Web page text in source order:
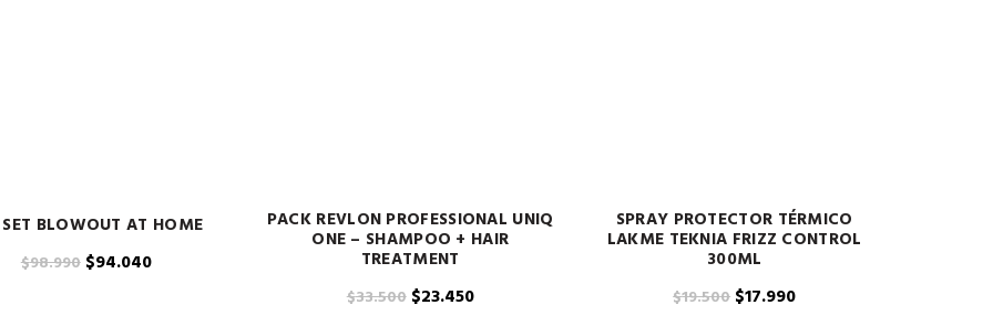
BLOWOUT AT HOME
$98.990 El
$94.040El
PACK REVLON PROFESSIONAL UNIQ
ONE – SHAMPOO + HAIR
TREATMENT
$33.500 El
$23.450El
SPRAY PROTECTOR TÉRMICO
LAKME TEKNIA FRIZZ CONTROL
300ML
$19.500 El
$17.990El